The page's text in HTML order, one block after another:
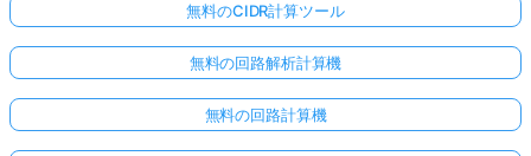
無料のCIDR計算ツール
無料の回路解析計算機
無料の回路計算機